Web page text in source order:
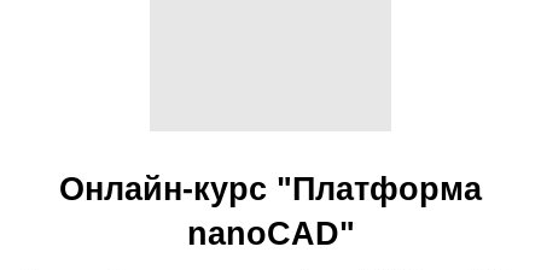
Онлайн-курс "Платформа
nanoCAD"